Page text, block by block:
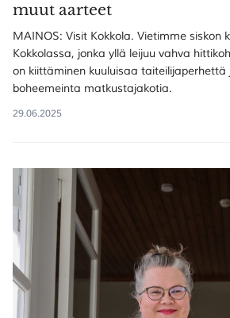
muut aarteet
MAINOS: Visit Kokkola. Vietimme siskon
Kokkolassa, jonka yllä leijuu vahva
on kiittäminen kuuluisaa taiteilijaperhettä
boheemeinta matkustajakotia.
29.06.2025